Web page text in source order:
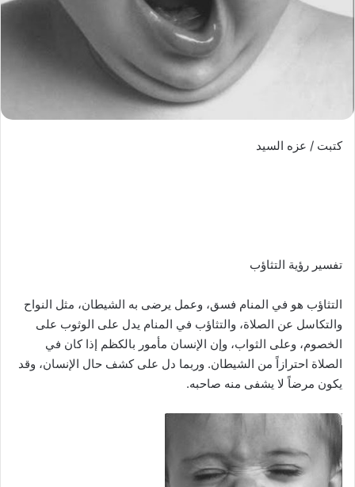
كتبت / عزه السيد
تفسير رؤية التثاؤب
التثاؤب هو في المنام فسق، وعمل يرضى به الشيطان، مثل النواح
والتكاسل عن الصلاة، والتثاؤب في المنام يدل على الوثوب على
الخصوم، وعلى الثواب، وإن الإنسان مأمور بالكظم إذا كان في
الصلاة احترازاً من الشيطان. وربما دل على كشف حال الإنسان، وقد
يكون مرضاً لا يشفى منه صاحبه.